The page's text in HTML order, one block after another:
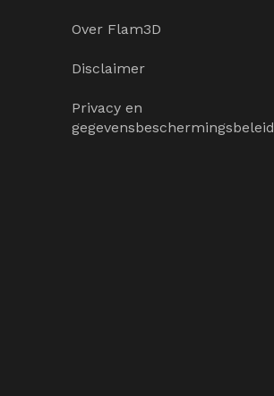
Over Flam3D
Disclaimer
Privacy en
gegevensbeschermingsbeleid